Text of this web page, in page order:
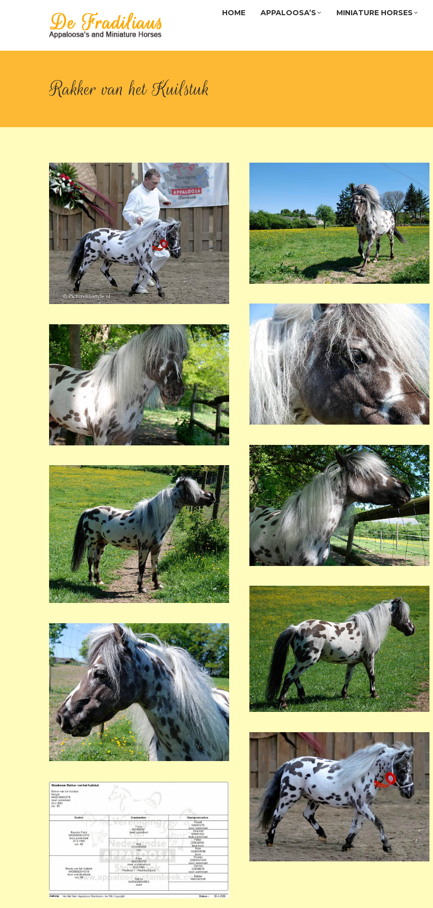
HOME APPALOOSA’S MINIATURE HORSES
Rakker van het Kuilstuk
HOME APPALOOSA’S MINIATURE HORSES